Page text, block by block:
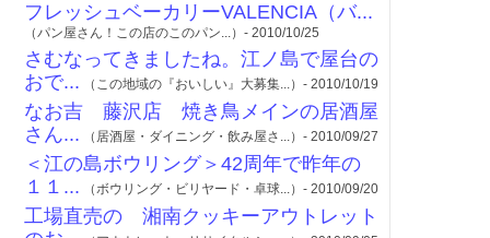
フレッシュベーカリーVALENCIA（バ...
（パン屋さん！この店のこのパン...）- 2010/10/25
さむなってきましたね。江ノ島で屋台の
おで... （この地域の『おいしい』大募集...）- 2010/10/19
なお吉 藤沢店 焼き鳥メインの居酒屋
さん... （居酒屋・ダイニング・飲み屋さ...）- 2010/09/27
＜江の島ボウリング＞42周年で昨年の
１１... （ボウリング・ビリヤード・卓球...）- 2010/09/20
工場直売の 湘南クッキーアウトレット